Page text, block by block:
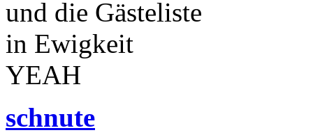
und die Gästeliste
in Ewigkeit
YEAH
schnute